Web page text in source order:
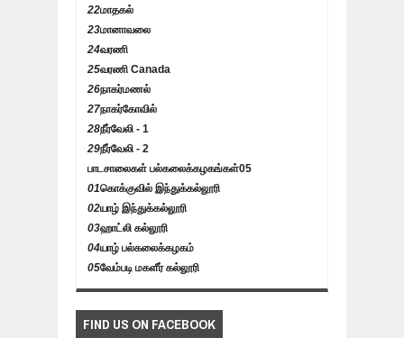
22மாதகல்
23மானாவலை
24வரணி
25வரணி Canada
26நாகர்மணல்
27நாகர்கோவில்
28நீர்வேலி - 1
29நீர்வேலி - 2
பாடசாலைகள் பல்கலைக்கழகங்கள்05
01கொக்குவில் இந்துக்கல்லூரி
02யாழ் இந்துக்கல்லூரி
03ஹாட்லி கல்லூரி
04யாழ் பல்கலைக்கழகம்
05வேம்படி மகளீர் கல்லூரி
FIND US ON FACEBOOK